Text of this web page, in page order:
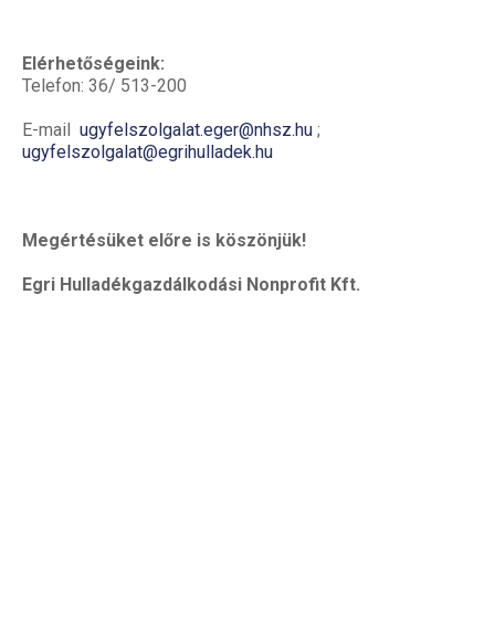
Elérhetőségeink:
Telefon: 36/ 513-200
E-mail ugyfelszolgalat.eger@nhsz.hu ;
ugyfelszolgalat@egrihulladek.hu
Megértésüket előre is köszönjük!
Egri Hulladékgazdálkodási Nonprofit Kft.